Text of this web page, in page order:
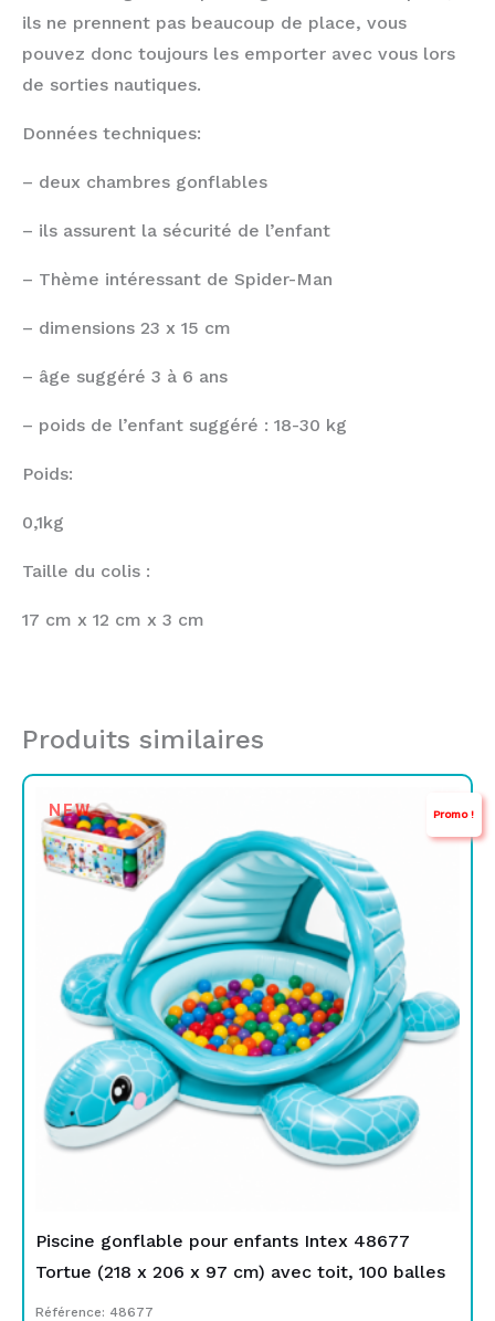
ils ne prennent pas beaucoup de place, vous
pouvez donc toujours les emporter avec vous lors
de sorties nautiques.
Données techniques:
– deux chambres gonflables
– ils assurent la sécurité de l’enfant
– Thème intéressant de Spider-Man
– dimensions 23 x 15 cm
– âge suggéré 3 à 6 ans
– poids de l’enfant suggéré : 18-30 kg
Poids:
0,1kg
Taille du colis :
17 cm x 12 cm x 3 cm
Produits similaires
Promo !
NEW
Piscine gonflable pour enfants Intex 48677
Tortue (218 x 206 x 97 cm) avec toit, 100 balles
Référence: 48677
prix
initial
était :
699,000.
prix
actuel
est :
549,000.